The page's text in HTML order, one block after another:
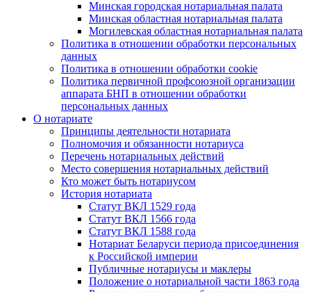
Минская городская нотариальная палата
Минская областная нотариальная палата
Могилевская областная нотариальная палата
Политика в отношении обработки персональных
данных
Политика в отношении обработки cookie
Политика первичной профсоюзной организации
аппарата БНП в отношении обработки
персональных данных
О нотариате
Принципы деятельности нотариата
Полномочия и обязанности нотариуса
Перечень нотариальных действий
Место совершения нотариальных действий
Кто может быть нотариусом
История нотариата
Статут ВКЛ 1529 года
Статут ВКЛ 1566 года
Статут ВКЛ 1588 года
Нотариат Беларуси периода присоединения
к Российской империи
Публичные нотариусы и маклеры
Положение о нотариальной части 1863 года